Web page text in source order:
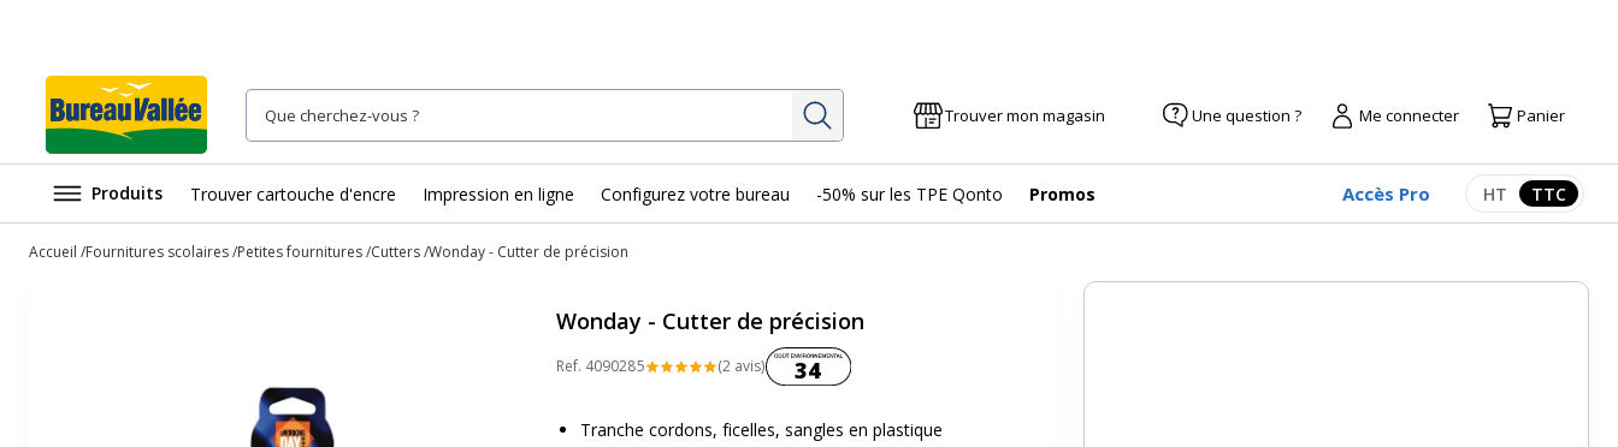
Rechercher Trouver mon magasin Une question ? Me connecter Panier
Produits Trouver cartouche d'encre Impression en ligne Configurez votre bureau -50% sur les TPE Qonto Promos Accès Pro Afficher les
HT TTC
Accueil Fournitures scolaires Petites fournitures Cutters Wonday - Cutter de précision
Wonday - Cutter de précision
Ref. 4090285 (2 avis)Coût environnemental :
34
Tranche cordons, ficelles, sangles en plastique